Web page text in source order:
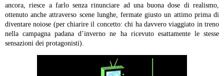
ancora, riesce a farlo senza rinunciare ad una buona dose di realismo,
ottenuto anche attraverso scene lunghe, fermate giusto un attimo prima di
diventare noiose (per chiarire il concetto: chi ha davvero viaggiato in treno
nella campagna padana d’inverno ne ha ricevuto esattamente le stesse
sensazioni dei protagonisti).